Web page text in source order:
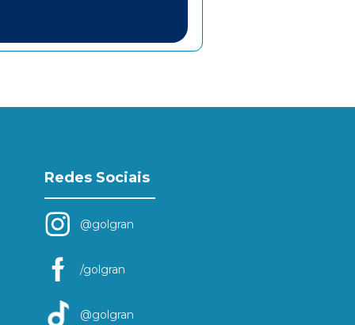
Redes Sociais
@golgran
/golgran
@golgran